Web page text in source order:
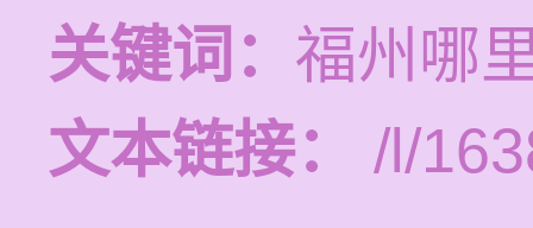
关键词： 福州哪
文本链接：
/l/